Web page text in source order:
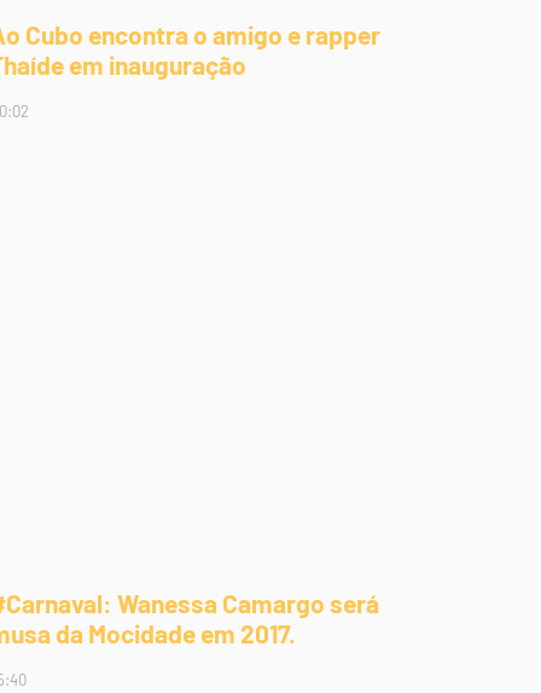
Cubo encontra o amigo e rapper
em inauguração
Wanessa Camargo será
da Mocidade em 2017.